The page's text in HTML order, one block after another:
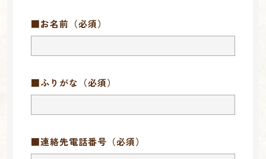
■お名前 （必須）
■ふりがな （必須）
■連絡先電話番号 （必須）